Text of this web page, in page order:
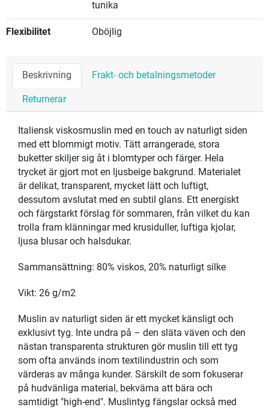
tunika
Flexibilitet Oböjlig
Beskrivning Frakt- och betalningsmetoder
Returnerar
Italiensk viskosmuslin med en touch av naturligt siden
med ett blommigt motiv. Tätt arrangerade, stora
buketter skiljer sig åt i blomtyper och färger. Hela
trycket är gjort mot en ljusbeige bakgrund. Materialet
är delikat, transparent, mycket lätt och luftigt,
dessutom avslutat med en subtil glans. Ett energiskt
och färgstarkt förslag för sommaren, från vilket du kan
trolla fram klänningar med krusiduller, luftiga kjolar,
ljusa blusar och halsdukar.
Sammansättning: 80% viskos, 20% naturligt silke
Vikt: 26 g/m2
Muslin av naturligt siden är ett mycket känsligt och
exklusivt tyg. Inte undra på – den släta väven och den
nästan transparenta strukturen gör muslin till ett tyg
som ofta används inom textilindustrin och som
värderas av många kunder. Särskilt de som fokuserar
på hudvänliga material, bekväma att bära och
samtidigt "high-end". Muslintyg fängslar också med